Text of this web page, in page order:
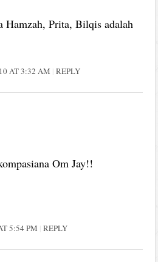
Hamzah, Prita, Bilqis adalah
AT 3:32 AM REPLY
Om Jay!!
5:54 PM REPLY